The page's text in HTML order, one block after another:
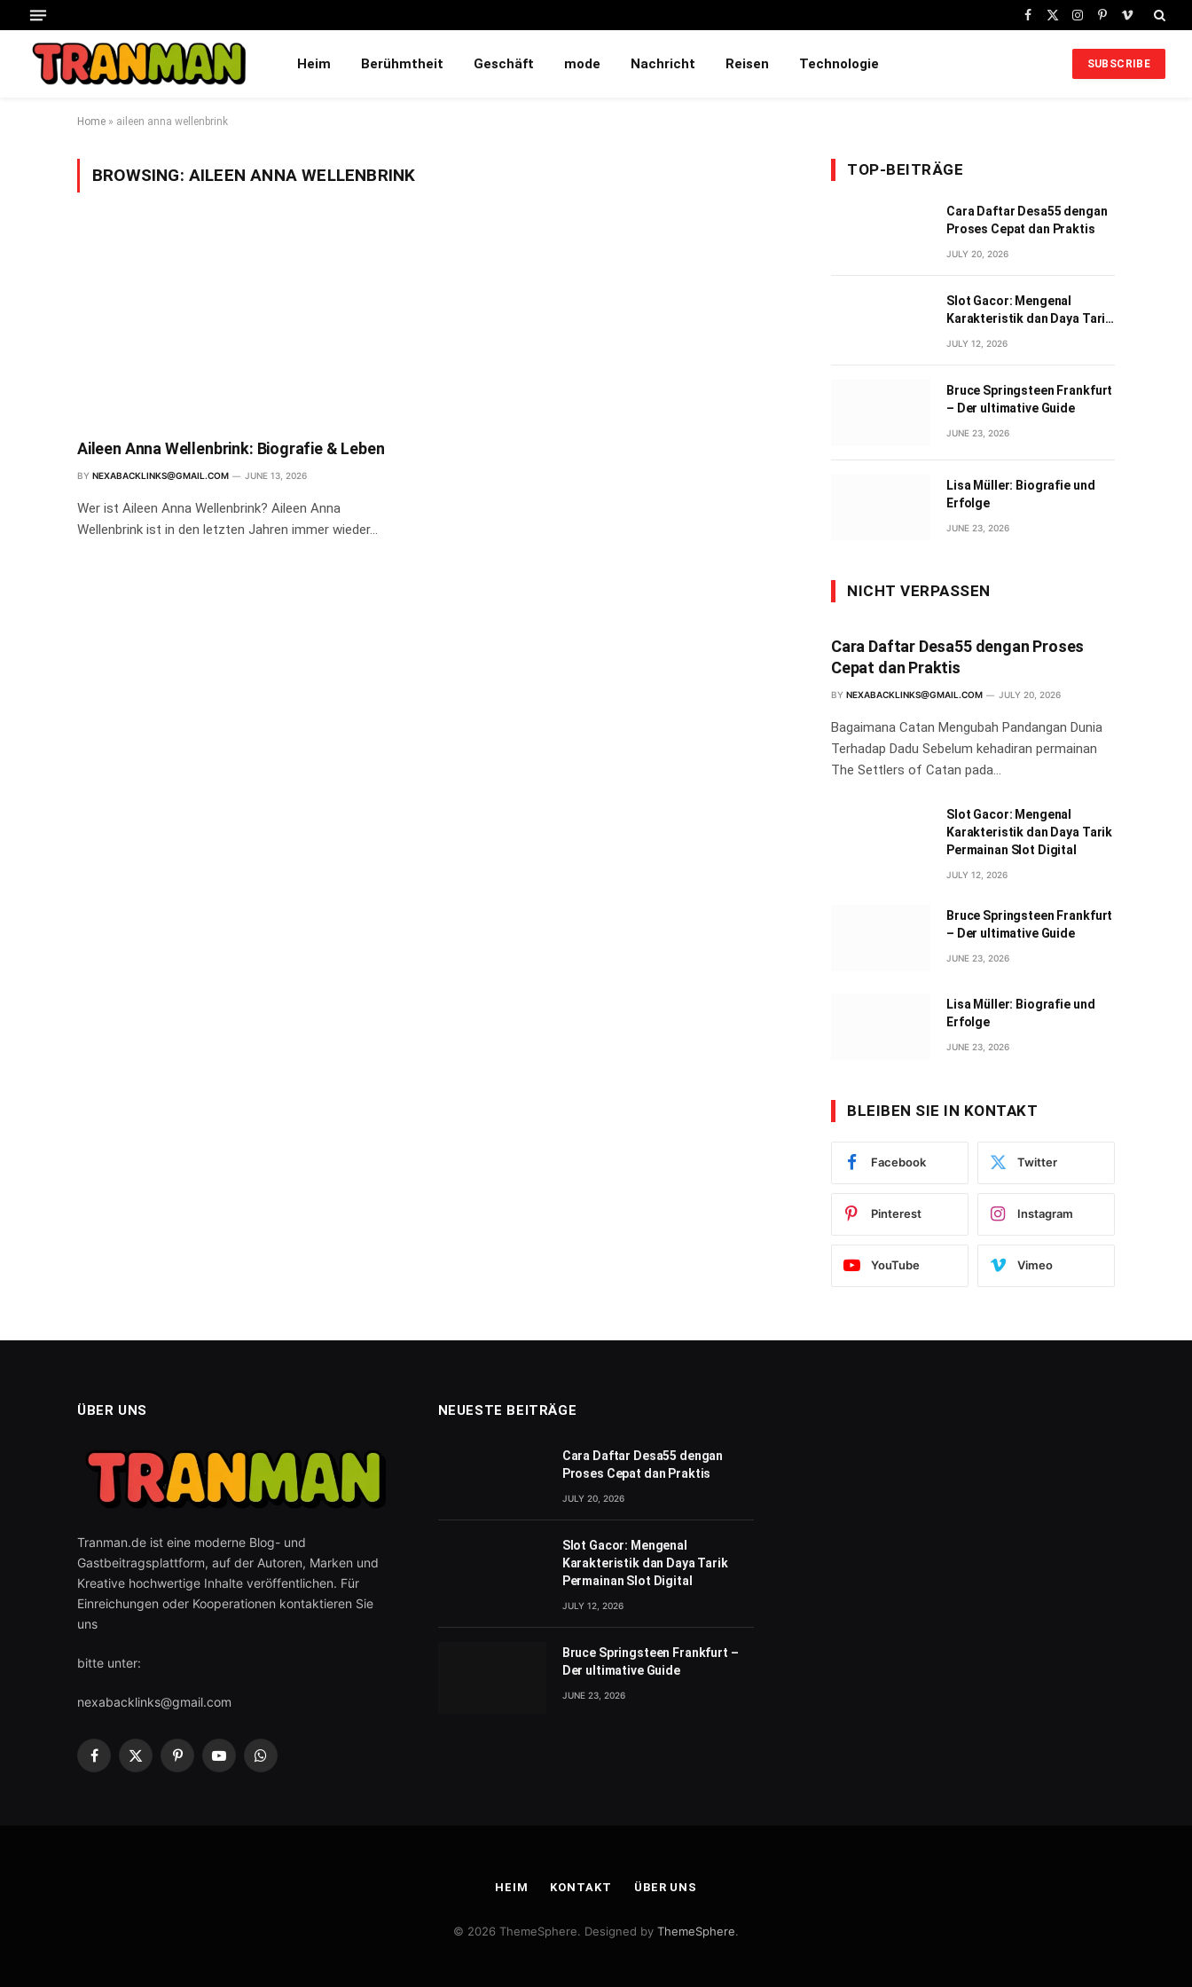
Facebook
X
Instagram
PinterestVimeo
Heim Berühmtheit Geschäft mode Nachricht Reisen Technologie SUBSCRIBE
Home » aileen anna wellenbrink
BROWSING: AILEEN ANNA WELLENBRINK
Aileen Anna Wellenbrink: Biografie & Leben
BY NEXABACKLINKS@GMAIL.COM JUNE 13, 2026
Wer ist Aileen Anna Wellenbrink? Aileen Anna
Wellenbrink ist in den letzten Jahren immer wieder…
TOP-BEITRÄGE
Cara Daftar Desa55 dengan
Proses Cepat dan Praktis
JULY 20, 2026
Slot Gacor: Mengenal
Karakteristik dan Daya Tarik
JULY 12, 2026
Bruce Springsteen Frankfurt
– Der ultimative Guide
JUNE 23, 2026
Lisa Müller: Biografie und
Erfolge
JUNE 23, 2026
NICHT VERPASSEN
Cara Daftar Desa55 dengan Proses
Cepat dan Praktis
BY NEXABACKLINKS@GMAIL.COM JULY 20, 2026
Bagaimana Catan Mengubah Pandangan Dunia
Terhadap Dadu Sebelum kehadiran permainan
The Settlers of Catan pada…
Slot Gacor: Mengenal
Karakteristik dan Daya Tarik
Permainan Slot Digital
JULY 12, 2026
Bruce Springsteen Frankfurt
– Der ultimative Guide
JUNE 23, 2026
Lisa Müller: Biografie und
Erfolge
JUNE 23, 2026
BLEIBEN SIE IN KONTAKT
Facebook Twitter
Pinterest Instagram
YouTube Vimeo
ÜBER UNS
Tranman.de ist eine moderne Blog- und
Gastbeitragsplattform, auf der Autoren, Marken und
Kreative hochwertige Inhalte veröffentlichen. Für
Einreichungen oder Kooperationen kontaktieren Sie
uns
bitte unter:
nexabacklinks@gmail.com
Facebook
X
PinterestYouTubeWhatsApp
NEUESTE BEITRÄGE
Cara Daftar Desa55 dengan
Proses Cepat dan Praktis
JULY 20, 2026
Slot Gacor: Mengenal
Karakteristik dan Daya Tarik
Permainan Slot Digital
JULY 12, 2026
Bruce Springsteen Frankfurt –
Der ultimative Guide
JUNE 23, 2026
HEIM KONTAKT ÜBER UNS
© 2026 ThemeSphere. Designed by ThemeSphere.